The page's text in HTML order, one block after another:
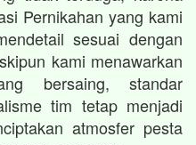
Pernikahan yang kami
sesuai dengan
kami menawarkan
bersaing, standar
tim tetap menjadi
atmosfer pesta